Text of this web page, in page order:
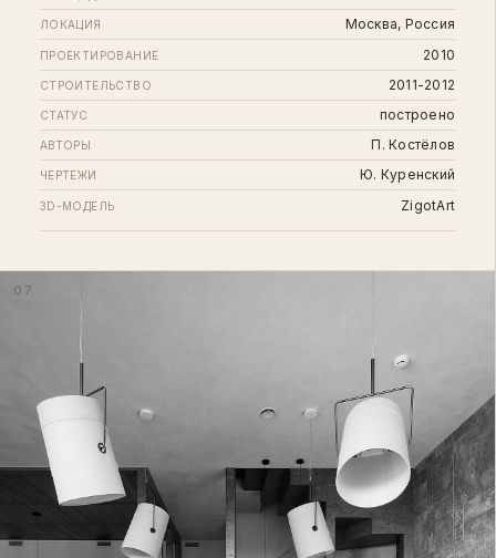
ЛОКАЦИЯ Москва, Россия
ПРОЕКТИРОВАНИЕ 2010
СТРОИТЕЛЬСТВО 2011-2012
СТАТУС построено
АВТОРЫ П. Костёлов
ЧЕРТЕЖИ Ю. Куренский
3D-МОДЕЛЬ ZigotArt
07